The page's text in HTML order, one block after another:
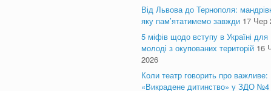
Від Львова до Тернополя:
яку пам’ятатимемо завжди 17 Чер
5 міфів щодо вступу в Україні для
молоді з окупованих територій 16
2026
Коли театр говорить про важливе:
«Викрадене дитинство» у ЗДО №4